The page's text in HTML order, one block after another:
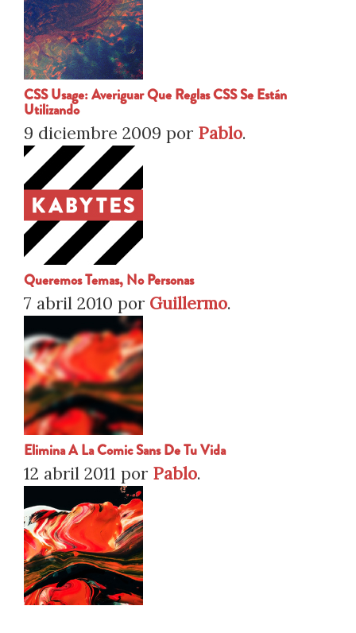
CSS Usage: Averiguar Que Reglas CSS Se Están
Utilizando
9 diciembre 2009 por Pablo.
Queremos Temas, No Personas
7 abril 2010 por Guillermo.
Elimina A La Comic Sans De Tu Vida
12 abril 2011 por Pablo.